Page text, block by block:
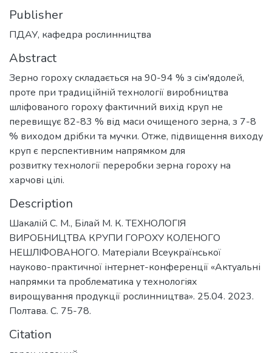
Publisher
ПДАУ, кафедра рослинництва
Abstract
Зерно гороху складається на 90-94 % з сім'ядолей,
проте при традиційній технології виробництва
шліфованого гороху фактичний вихід круп не
перевищує 82-83 % від маси очищеного зерна, з 7-8
% виходом дрібки та мучки. Отже, підвищення виходу
круп є перспективним напрямком для
розвитку технології переробки зерна гороху на
харчові цілі.
Description
Шакалій С. М., Білай М. К. ТЕХНОЛОГІЯ
ВИРОБНИЦТВА КРУПИ ГОРОХУ КОЛЕНОГО
НЕШЛІФОВАНОГО. Матеріали Всеукраїнської
науково-практичної інтернет-конференції «Актуальні
напрямки та проблематика у технологіях
вирощування продукції рослинництва». 25.04. 2023.
Полтава. С. 75-78.
Citation